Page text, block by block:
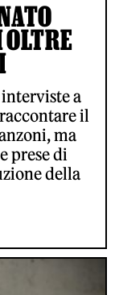
OLTRE
a
il
ma
prese di
della